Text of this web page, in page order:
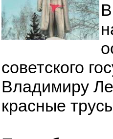
советского
Владимиру
красные